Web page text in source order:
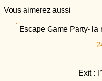
Vous aimerez aussi
Escape Game Party- la
Exit :